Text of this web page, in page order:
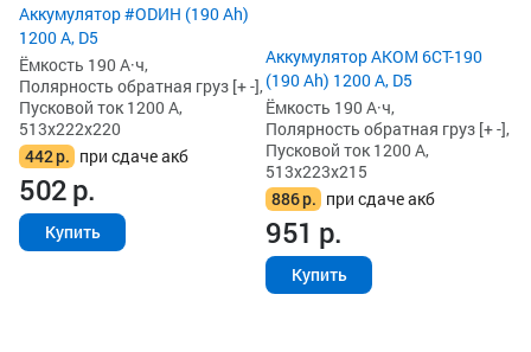
Аккумулятор #ODИH (190 Ah)
1200 А, D5
Ёмкость 190 А·ч,
Полярность обратная груз [+ -],
Пусковой ток 1200 А,
513x222x220
442р. при сдаче акб
502р.
Купить
Аккумулятор AKOM 6CT-190
(190 Ah) 1200 А, D5
Ёмкость 190 А·ч,
Полярность обратная груз [+ -],
Пусковой ток 1200 А,
513x223x215
886р. при сдаче акб
951 р.
Купить